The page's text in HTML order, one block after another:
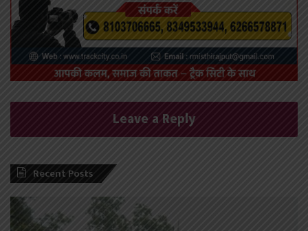
Leave a Reply
Recent Posts